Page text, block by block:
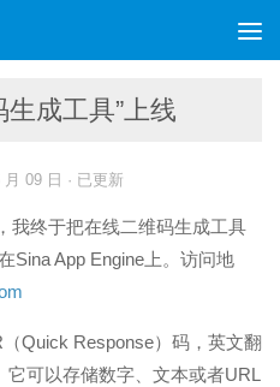
成工具”上线
09 日 · 已更新
我终于把在线二维码生成工具
Sina App Engine上。访问地
Quick Response）码，英文翻
可以存储数字、文本或者URL